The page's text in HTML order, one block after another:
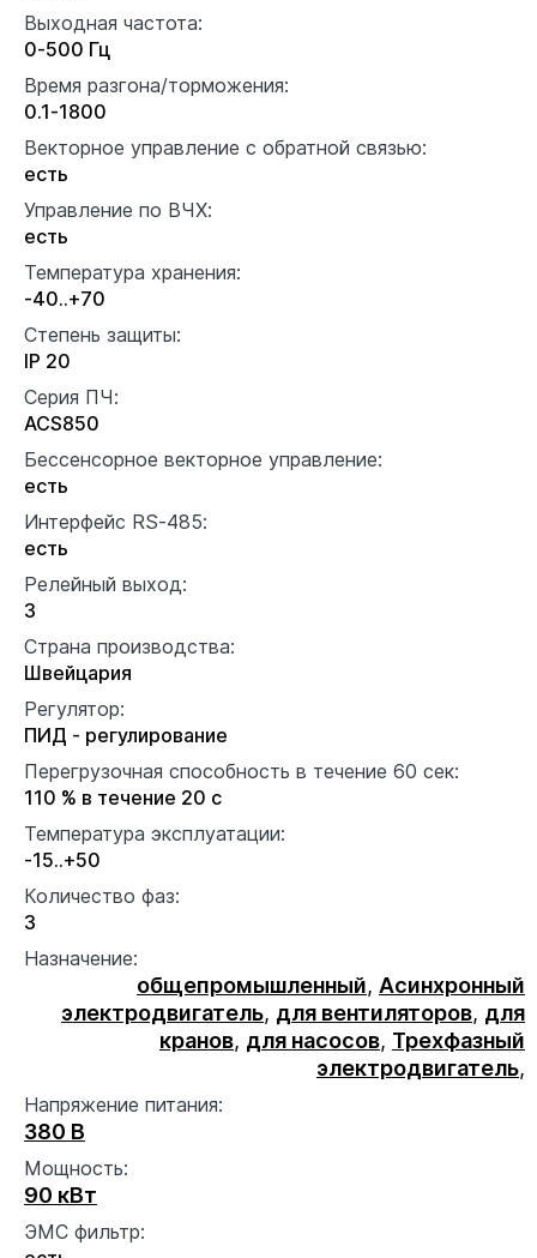
Выходная частота:
0-500 Гц
Время разгона/торможения:
0.1-1800
Векторное управление с обратной связью:
есть
Управление по ВЧХ:
есть
Температура хранения:
-40..+70
Степень защиты:
IP 20
Серия ПЧ:
ACS850
Бессенсорное векторное управление:
есть
Интерфейс RS-485:
есть
Релейный выход:
3
Страна производства:
Швейцария
Регулятор:
ПИД - регулирование
Перегрузочная способность в течение 60 сек:
110 % в течение 20 с
Температура эксплуатации:
-15..+50
Количество фаз:
3
Назначение:
общепромышленный, Асинхронный
электродвигатель, для вентиляторов, для
кранов, для насосов, Трехфазный
электродвигатель,
Напряжение питания:
380 В
Мощность:
90 кВт
ЭМС фильтр: